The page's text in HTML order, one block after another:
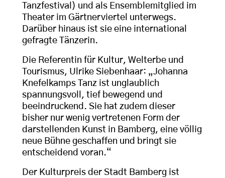
Tanzfestival) und als Ensemblemitglied im
Theater im Gärtnerviertel unterwegs.
Darüber hinaus ist sie eine international
gefragte Tänzerin.
Die Referentin für Kultur, Welterbe und
Tourismus, Ulrike Siebenhaar: „Johanna
Knefelkamps Tanz ist unglaublich
spannungsvoll, tief bewegend und
beeindruckend. Sie hat zudem dieser
bisher nur wenig vertretenen Form der
darstellenden Kunst in Bamberg, eine völlig
neue Bühne geschaffen und bringt sie
entscheidend voran.“
Der Kulturpreis der Stadt Bamberg ist